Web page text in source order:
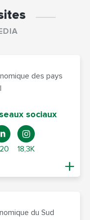
des pays
sociaux
18,3K
du Sud